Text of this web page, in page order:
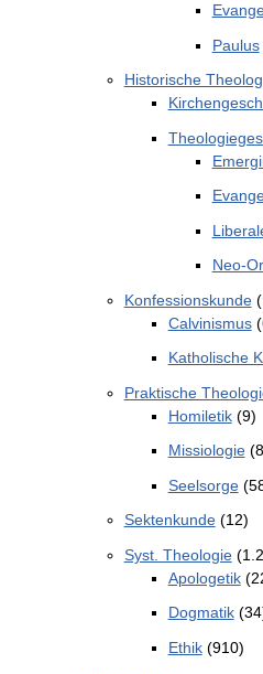
Paulus
Historische
Neo-
Konfessionskunde
Calvinismus
Katholische
Praktische
Homiletik(9)
Missiologie
Seelsorge
Sektenkunde(12)
Syst. Theologie
Apologetik
Dogmatik
Ethik(910)